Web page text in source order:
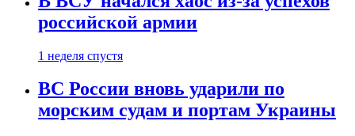
российской армии
1 неделя спустя
ВС России вновь ударили по
морским судам и портам Украины